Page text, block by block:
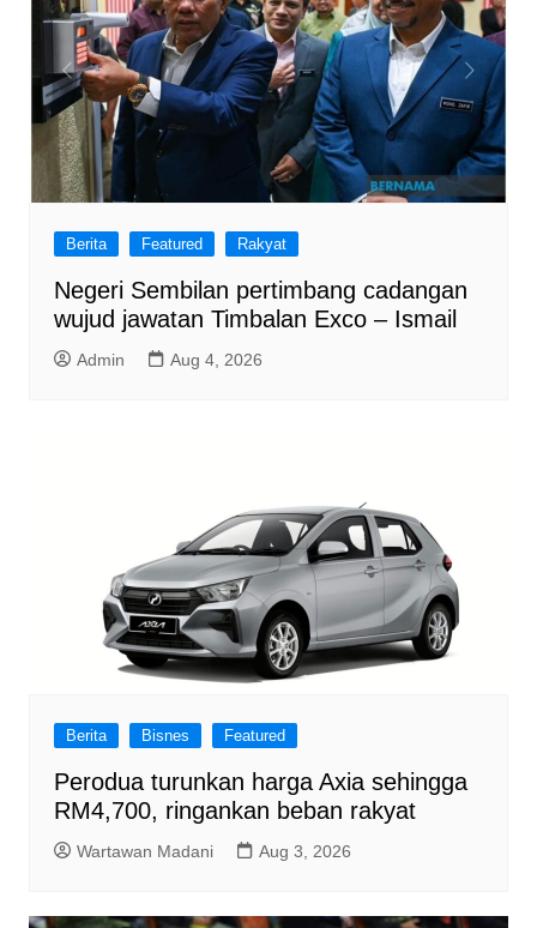
Berita Featured Rakyat
Negeri Sembilan pertimbang cadangan
wujud jawatan Timbalan Exco – Ismail
Admin Aug 4, 2026
Berita Bisnes Featured
Perodua turunkan harga Axia sehingga
RM4,700, ringankan beban rakyat
Wartawan Madani Aug 3, 2026